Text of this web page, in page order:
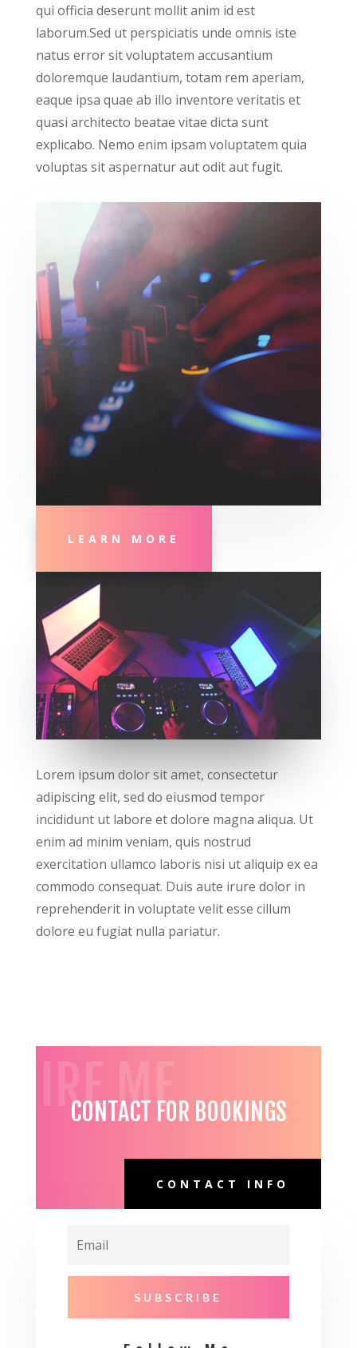
qui officia deserunt mollit anim id est
laborum.Sed ut perspiciatis unde omnis iste
natus error sit voluptatem accusantium
doloremque laudantium, totam rem aperiam,
eaque ipsa quae ab illo inventore veritatis et
quasi architecto beatae vitae dicta sunt
explicabo. Nemo enim ipsam voluptatem quia
voluptas sit aspernatur aut odit aut fugit.
LEARN MORE
Lorem ipsum dolor sit amet, consectetur
adipiscing elit, sed do eiusmod tempor
incididunt ut labore et dolore magna aliqua. Ut
enim ad minim veniam, quis nostrud
exercitation ullamco laboris nisi ut aliquip ex ea
commodo consequat. Duis aute irure dolor in
reprehenderit in voluptate velit esse cillum
dolore eu fugiat nulla pariatur.
HIRE ME
CONTACT FOR BOOKINGS
CONTACT INFO
SUBSCRIBE